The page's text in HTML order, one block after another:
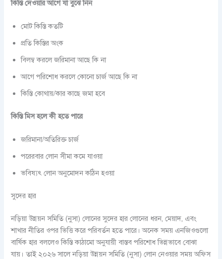
কিস্তি দেওয়ার আগে যা বুঝে নিন
মোট কিস্তি কতটি
প্রতি কিস্তির অংক
বিলম্ব করলে জরিমানা আছে কি না
আগে পরিশোধ করলে কোনো চার্জ আছে কি না
কিস্তি কোথায়/কার কাছে জমা হবে
কিস্তি মিস হলে কী হতে পারে
জরিমানা/অতিরিক্ত চার্জ
পরেরবার লোন সীমা কমে যাওয়া
ভবিষ্যৎ লোন অনুমোদন কঠিন হওয়া
সুদের হার
নড়িয়া উন্নয়ন সমিতি (নুসা) লোনের সুদের হার লোনের ধরন, মেয়াদ, এবং
শাখার নীতির ওপর ভিত্তি করে পরিবর্তন হতে পারে। অনেক সময় এনজিওগুলো
বার্ষিক হার বললেও কিস্তি কাঠামো অনুযায়ী বাস্তব পরিশোধ ভিন্নভাবে বোঝা
যায়। তাই ২০২৬ সালে নড়িয়া উন্নয়ন সমিতি (নুসা) লোন নেওয়ার সময় অফিস